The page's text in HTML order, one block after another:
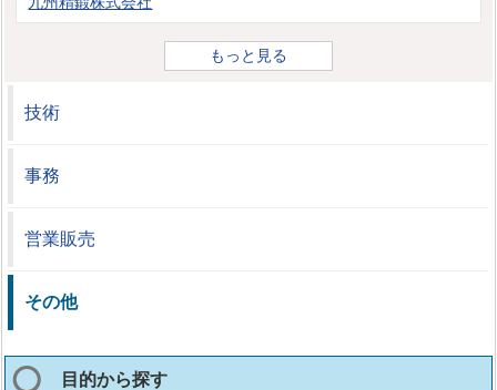
もっと見る
技術
事務
営業販売
その他
目的から探す